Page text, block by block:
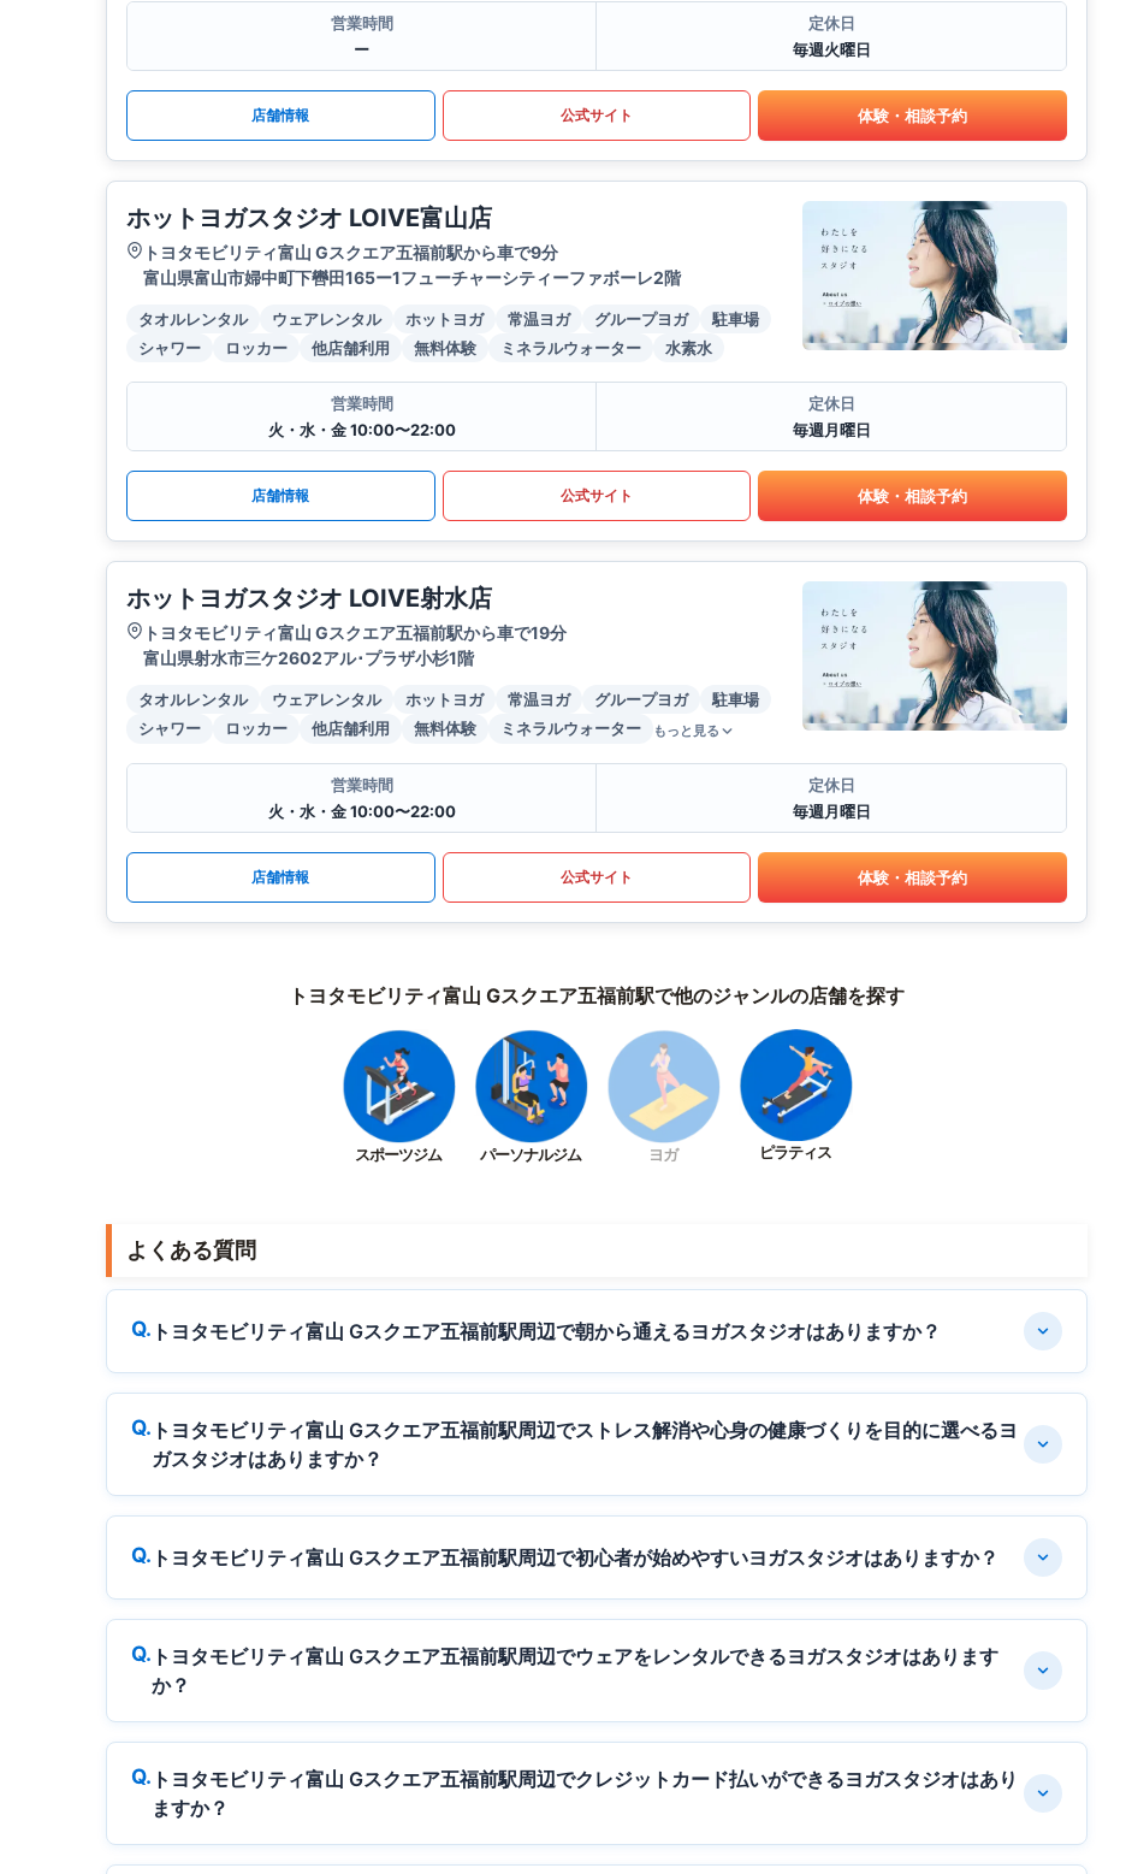
営業時間
ー
定休日
毎週火曜日
店舗情報 公式サイト 体験・相談予約
ホットヨガスタジオ LOIVE富山店
トヨタモビリティ富山 Gスクエア五福前駅から車で9分
富山県富山市婦中町下轡田165ー1フューチャーシティーファボーレ2階
タオルレンタル ウェアレンタル ホットヨガ 常温ヨガ グループヨガ
駐車場
シャワー
ロッカー 他店舗利用 無料体験 ミネラルウォーター 水素水
営業時間
火・水・金 10:00〜22:00
定休日
毎週月曜日
店舗情報 公式サイト 体験・相談予約
ホットヨガスタジオ LOIVE射水店
トヨタモビリティ富山 Gスクエア五福前駅から車で19分
富山県射水市三ケ2602アル･プラザ小杉1階
タオルレンタル ウェアレンタル ホットヨガ 常温ヨガ グループヨガ
駐車場
シャワー
ロッカー 他店舗利用 無料体験 ミネラルウォーター もっと見る
営業時間
火・水・金 10:00〜22:00
定休日
毎週月曜日
店舗情報 公式サイト 体験・相談予約
トヨタモビリティ富山 Gスクエア五福前駅で他のジャンルの店舗を探す
スポーツジム パーソナルジム ヨガ ピラティス
よくある質問
トヨタモビリティ富山 Gスクエア五福前駅周辺で朝から通えるヨガスタジオはありますか？
トヨタモビリティ富山 Gスクエア五福前駅周辺でストレス解消や心身の健康づくりを目的に選べるヨ
ガスタジオはありますか？
トヨタモビリティ富山 Gスクエア五福前駅周辺で初心者が始めやすいヨガスタジオはありますか？
トヨタモビリティ富山 Gスクエア五福前駅周辺でウェアをレンタルできるヨガスタジオはあります
か？
トヨタモビリティ富山 Gスクエア五福前駅周辺でクレジットカード払いができるヨガスタジオはあり
ますか？